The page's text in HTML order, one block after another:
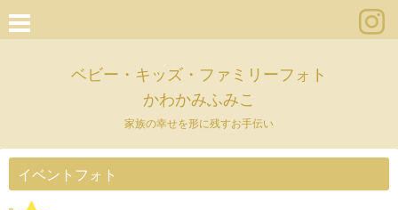
ベビー・キッズ・ファミリーフォト
かわかみふみこ
家族の幸せを形に残すお手伝い
イベントフォト